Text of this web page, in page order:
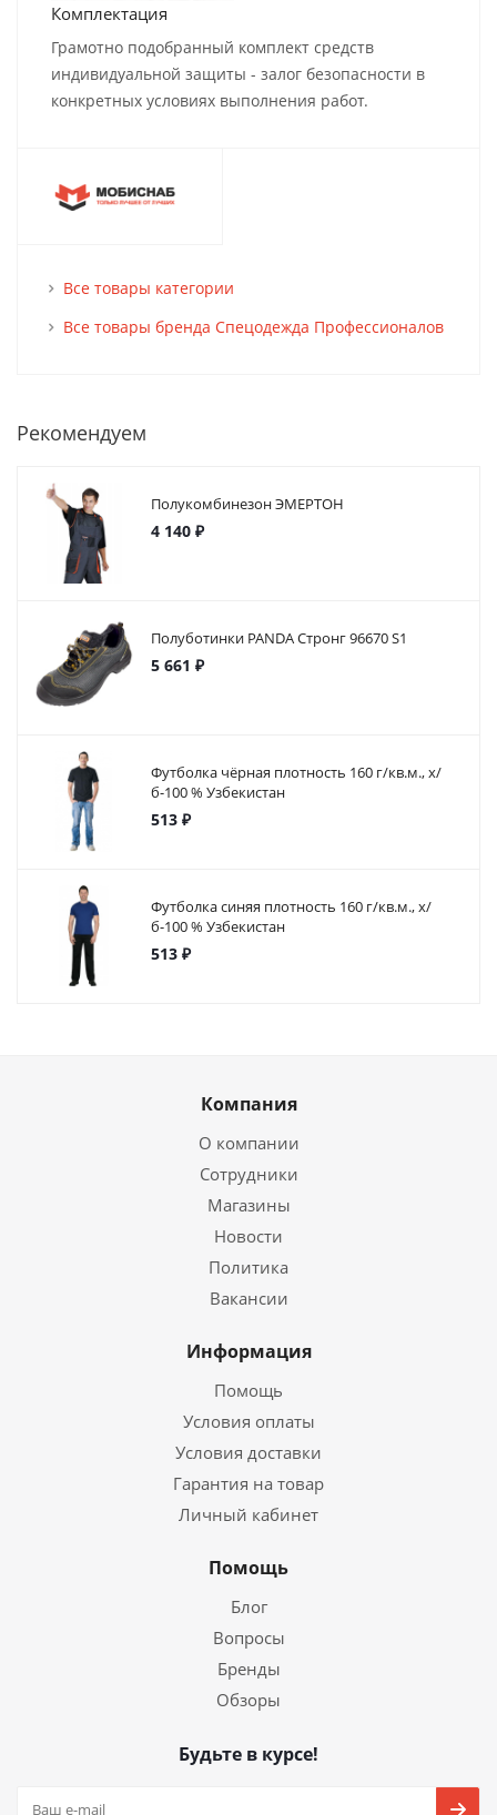
Комплектация
Грамотно подобранный комплект средств
индивидуальной защиты - залог безопасности в
конкретных условиях выполнения работ.
Все товары категории
Все товары бренда Спецодежда Профессионалов
Рекомендуем
Полукомбинезон ЭМЕРТОН
4 140 ₽
Полуботинки PANDA Стронг 96670 S1
5 661 ₽
Футболка чёрная плотность 160 г/кв.м., х/
б-100 % Узбекистан
513 ₽
Футболка синяя плотность 160 г/кв.м., х/
б-100 % Узбекистан
513 ₽
Компания
О компании
Сотрудники
Магазины
Новости
Политика
Вакансии
Информация
Помощь
Условия оплаты
Условия доставки
Гарантия на товар
Личный кабинет
Помощь
Блог
Вопросы
Бренды
Обзоры
Будьте в курсе!